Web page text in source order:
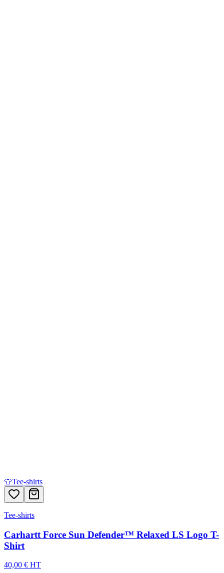
👕Tee-shirts
Tee-shirts
Carhartt Force Sun Defender™ Relaxed LS Logo T-
Shirt
40,00 € HT